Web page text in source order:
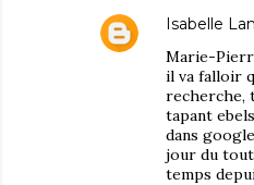
Isabelle
Marie-
il va falloir
recherche,
tapant
dans
jour du
temps